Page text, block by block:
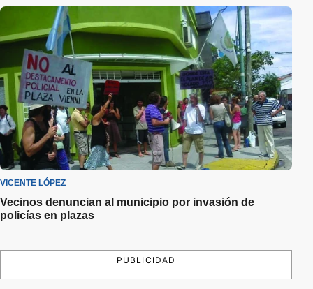
VICENTE LÓPEZ
Vecinos denuncian al municipio por invasión de
policías en plazas
PUBLICIDAD